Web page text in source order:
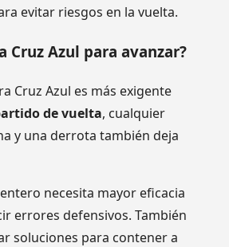
evitar riesgos en la vuelta.
Cruz Azul para avanzar?
Cruz Azul es más exigente
de vuelta, cualquier
y una derrota también deja
necesita mayor eficacia
errores defensivos. También
soluciones para contener a